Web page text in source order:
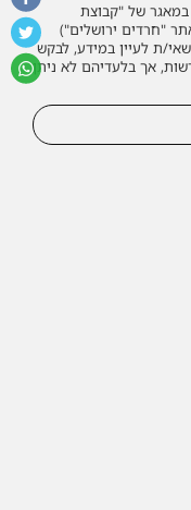
של "קבוצת
"חרדים ירושלים")
ת לעיין במידע, לבקש
אך בלעדיהם לא ניתן